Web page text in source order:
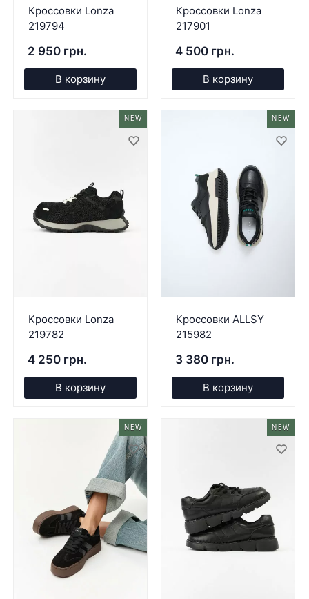
Кроссовки Lonza
219794
2 950 грн.
В корзину
Кроссовки Lonza
217901
4 500 грн.
В корзину
NEW
Кроссовки Lonza
219782
4 250 грн.
В корзину
NEW
Кроссовки ALLSY
215982
3 380 грн.
В корзину
NEW NEW